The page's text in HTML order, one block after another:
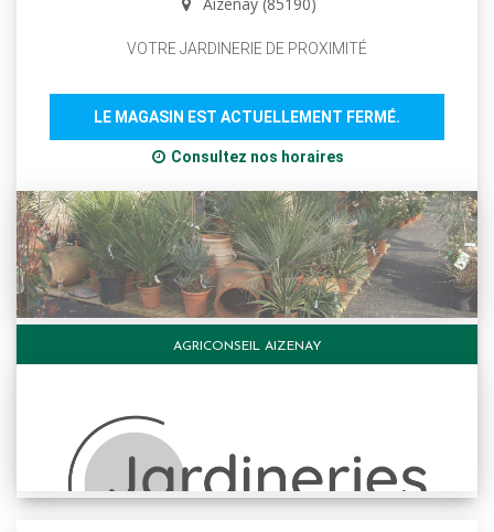
VOTRE JARDINERIE DE PROXIMITÉ
LE MAGASIN EST ACTUELLEMENT FERMÉ.
Consultez nos horaires
AGRICONSEIL AIZENAY